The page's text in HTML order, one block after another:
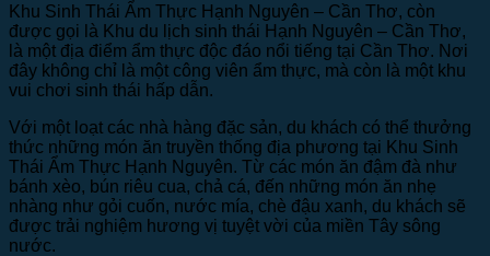
Khu Sinh Thái Ẩm Thực Hạnh Nguyên – Cần Thơ, còn
được gọi là Khu du lịch sinh thái Hạnh Nguyên – Cần Thơ,
là một địa điểm ẩm thực độc đáo nổi tiếng tại Cần Thơ. Nơi
đây không chỉ là một công viên ẩm thực, mà còn là một khu
vui chơi sinh thái hấp dẫn.
Với một loạt các nhà hàng đặc sản, du khách có thể thưởng
thức những món ăn truyền thống địa phương tại Khu Sinh
Thái Ẩm Thực Hạnh Nguyên. Từ các món ăn đậm đà như
bánh xèo, bún riêu cua, chả cá, đến những món ăn nhẹ
nhàng như gỏi cuốn, nước mía, chè đậu xanh, du khách sẽ
được trải nghiệm hương vị tuyệt vời của miền Tây sông
nước.